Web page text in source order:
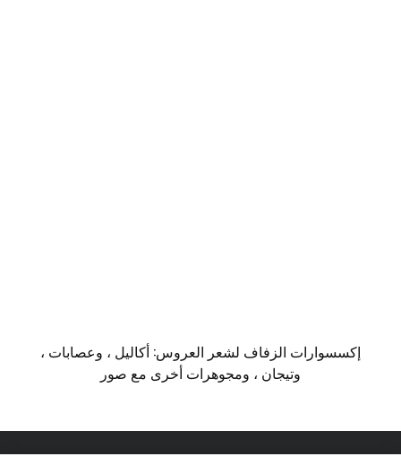
إكسسوارات الزفاف لشعر العروس: أكاليل ، وعصابات ،
وتيجان ، ومجوهرات أخرى مع صور